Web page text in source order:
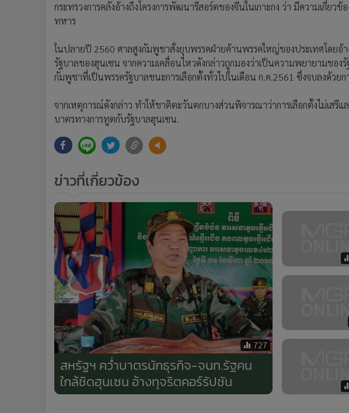
กระทรวงการคลังอ้างถึงโครงการพัฒนารีสอร์ตของจีนในเกาะกง ว่า มีความเกี่ยว
ทหาร
ในปลายปี 2560 ศาลสูงกัมพูชาสั่งยุบพรรคฝ่ายค้านพรรคใหญ่ของประเทศโดยอ้
รัฐบาลของฮุนเซน จากความเคลื่อนไหวดังกล่าวถูกมองว่าเป็นความพยายามขอ
กัมพูชาที่เป็นพรรครัฐบาลชนะการเลือกตั้งทั่วไปในเดือน ก.ค.2561 ซึ่งจบลงด้วย
จากเหตุการณ์ดังกล่าว ทำให้ชาติตะวันตกบางส่วนพิจารณาว่าการเลือกตั้งไม่เสรีแ
บาตรทางการทูตกับรัฐบาลฮุนเซน.
ข่าวที่เกี่ยวข้อง
727
สหรัฐฯ คว่ำบาตรนักธุรกิจ-จนท.รัฐคน
ใกล้ชิดฮุนเซน อ้างทุจริตคอร์รัปชัน